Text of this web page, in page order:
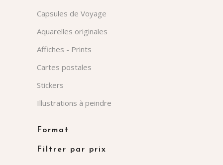
Capsules de Voyage
Aquarelles originales
Affiches - Prints
Cartes postales
Stickers
Illustrations à peindre
Format
Filtrer par prix